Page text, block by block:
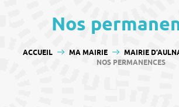
Nos
VOUS ÊTES ICI :
ACCUEIL MA MAIRIE
MAIRIE
NOS PERMANENCES